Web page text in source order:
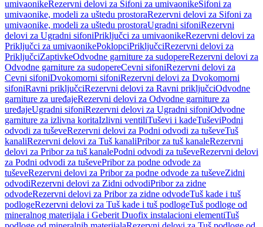
umivaonikeRezervni delovi za Sifoni za umivaonikeSifoni za
umivaonike, modeli za uštedu prostoraRezervni delovi za Sifoni za
umivaonike, modeli za uštedu prostoraUgradni sifoniRezervni
delovi za Ugradni sifoniPriključci za umivaonikeRezervni delovi za
Priključci za umivaonikePoklopciPriključciRezervni delovi za
PriključciZaptivkeOdvodne garniture za sudopereRezervni delovi za
Odvodne garniture za sudopereCevni sifoniRezervni delovi za
Cevni sifoniDvokomorni sifoniRezervni delovi za Dvokomorni
sifoniRavni priključciRezervni delovi za Ravni priključciOdvodne
garniture za uređajeRezervni delovi za Odvodne garniture za
uređajeUgradni sifoniRezervni delovi za Ugradni sifoniOdvodne
garniture za izlivna koritaIzlivni ventiliTuševi i kadeTuševiPodni
odvodi za tuševeRezervni delovi za Podni odvodi za tuševeTuš
kanaliRezervni delovi za Tuš kanaliPribor za tuš kanaleRezervni
delovi za Pribor za tuš kanalePodni odvodi za tuševeRezervni delovi
za Podni odvodi za tuševePribor za podne odvode za
tuševeRezervni delovi za Pribor za podne odvode za tuševeZidni
odvodiRezervni delovi za Zidni odvodiPribor za zidne
odvodeRezervni delovi za Pribor za zidne odvodeTuš kade i tuš
podlogeRezervni delovi za Tuš kade i tuš podlogeTuš podloge od
mineralnog materijala i Geberit Duofix instalacioni elementiTuš